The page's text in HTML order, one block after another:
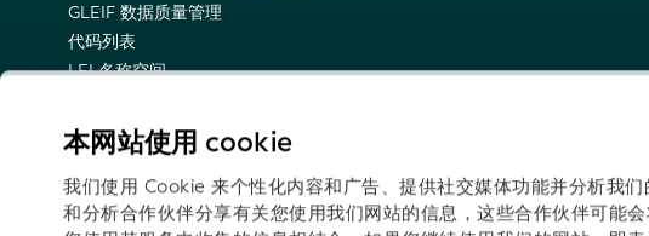
本网站使用 cookie
我们使用 Cookie 来个性化内容和广告、提供社交媒体功能并分析我
和分析合作伙伴分享有关您使用我们网站的信息，这些合作伙伴可能
GLEIF 数据质量管理
代码列表
LEI 名称空间
关于技术更新情况的电子邮件通知